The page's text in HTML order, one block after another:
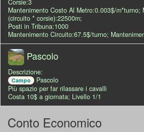
Corsie:3
Mantenimento Costo Al Metro:0.003$/m*turno;
(circuito * corsie):22500m;
Posti in Tribuna:1000
Mantenimento Circuito:67.5$/turno;
Pascolo
Descrizione:
Campo
Pascolo
Più spazio per far rilassare i cavalli
Costa 10$ a giornata; Livello 1/1
Conto Economico